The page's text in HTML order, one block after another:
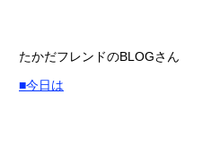
たかだフレンドのBLOGさん
■今日は